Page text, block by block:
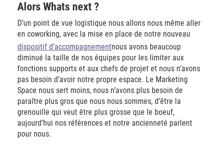
Alors Whats next ?
D’un point de vue logistique nous allons nous même aller
en coworking, avec la mise en place de notre nouveau
dispositif d’accompagnementnous avons beaucoup
diminué la taille de nos équipes pour les limiter aux
fonctions supports et aux chefs de projet et nous n’avons
pas besoin d’avoir notre propre espace. Le Marketing
Space nous sert moins, nous n’avons plus besoin de
paraître plus gros que nous nous sommes, d’être la
grenouille qui veut être plus grosse que le boeuf,
aujourd’hui nos références et notre ancienneté parlent
pour nous.